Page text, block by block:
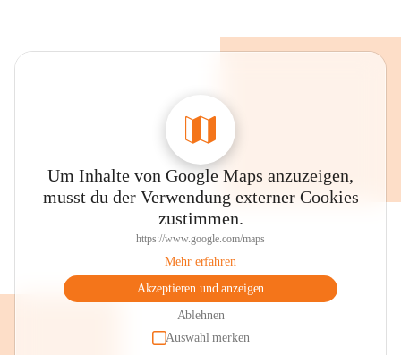
Um Inhalte von Google Maps anzuzeigen,
musst du der Verwendung externer Cookies
zustimmen.
https://www.google.com/maps
Mehr erfahren
Akzeptieren und anzeigen
Ablehnen
Auswahl merken